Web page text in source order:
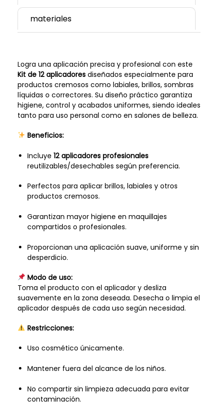
materiales
Logra una aplicación precisa y profesional con este
Kit de 12 aplicadoresdiseñados especialmente para
productos cremosos como labiales, brillos, sombras
líquidas o correctores. Su diseño práctico garantiza
higiene, control y acabados uniformes, siendo ideales
tanto para uso personal como en salones de belleza.
Beneficios:
Incluye 12 aplicadores profesionales
reutilizables/desechables según preferencia.
Perfectos para aplicar brillos, labiales y otros
productos cremosos.
Garantizan mayor higiene en maquillajes
compartidos o profesionales.
Proporcionan una aplicación suave, uniforme y sin
desperdicio.
Modo de uso:
Toma el producto con el aplicador y desliza
suavemente en la zona deseada. Desecha o limpia el
aplicador después de cada uso según necesidad.
Restricciones:
Uso cosmético únicamente.
Mantener fuera del alcance de los niños.
No compartir sin limpieza adecuada para evitar
contaminación.